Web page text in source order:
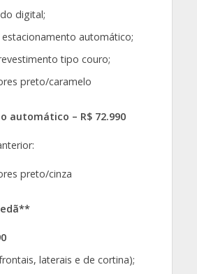
digital;
automático;
tipo couro;
preto/caramelo
automático – R$ 72.990
preto/cinza
laterais e de cortina);